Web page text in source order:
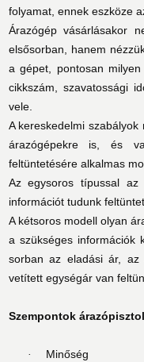
folyamat, ennek eszköze
Árazógép vásárlásakor
elsősorban, hanem
a gépet, pontosan
cikkszám, szavatossági
vele.
A kereskedelmi
árazógépekre is, és
feltüntetésére alkalmas
Az egysoros típussal
információt tudunk
A kétsoros modell olyan
a szükséges információk
sorban az eladási ár,
vetített egységár van
Szempontok
·
Minőség